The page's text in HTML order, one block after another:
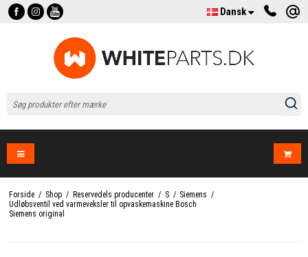
Dansk
Forside / Shop / Reservedels producenter / S / Siemens /
Udløbsventil ved varmeveksler til opvaskemaskine Bosch
Siemens original